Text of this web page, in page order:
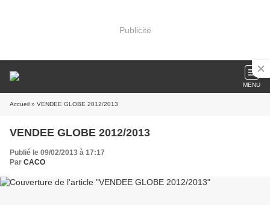
Publicité
MENU
Accueil » VENDEE GLOBE 2012/2013
VENDEE GLOBE 2012/2013
Publié le 09/02/2013 à 17:17
Par CACO